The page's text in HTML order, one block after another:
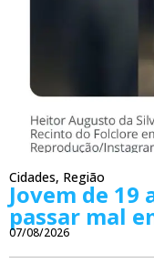
Cidades, Região
Jovem de 19
passar mal
07/08/2026